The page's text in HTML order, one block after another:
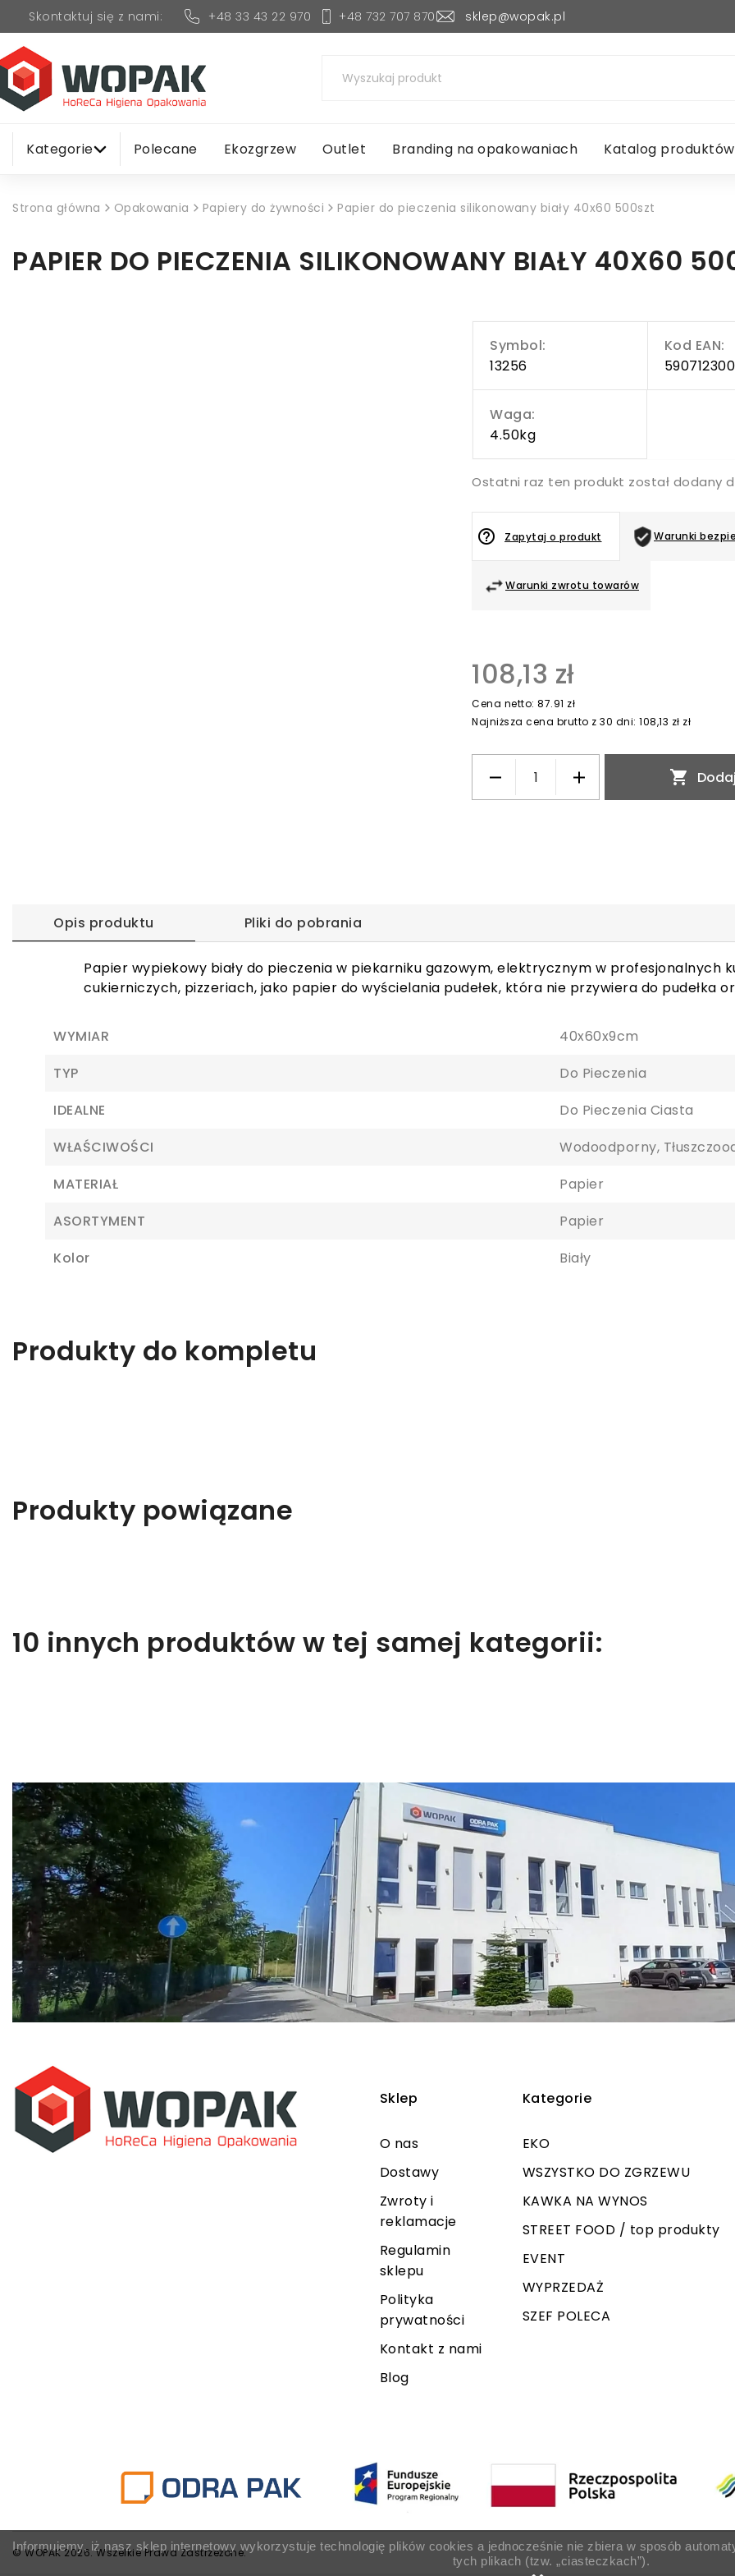
Skontaktuj się z nami: +48 33 43 22 970 +48 732 707 870 sklep@wopak.pl
Kategorie Polecane Ekozgrzew Outlet Branding na opakowaniach Katalog produktów
Strona główna Opakowania Papiery do żywności Papier do pieczenia silikonowany biały 40x60 500szt
PAPIER DO PIECZENIA SILIKONOWANY BIAŁY 40X60
Symbol:
13256
Kod EAN:
Waga:
4.50kg
Ostatni raz ten produkt został dodany
Warunki
Warunki zwrotu towarów
help_outline Zapytaj o produkt
108,13 zł
Cena netto: 87.91 zł
Najniższa cena brutto z 30 dni: 108,13 zł zł

Opis produktu Pliki do pobrania
Papier wypiekowy biały do pieczenia w piekarniku gazowym, elektrycznym w profesjonalnych
cukierniczych, pizzeriach, jako papier do wyścielania pudełek, która nie przywiera do pudełka
WYMIAR
40x60x9cm
TYP
Do Pieczenia
IDEALNE
Do Pieczenia Ciasta
WŁAŚCIWOŚCI
Wodoodporny,
MATERIAŁ
Papier
ASORTYMENT
Papier
Kolor
Biały
Produkty do kompletu
Produkty powiązane
10 innych produktów w tej samej kategorii:
Sklep
O nas
Dostawy
Zwroty i
reklamacje
Regulamin
sklepu
Polityka
prywatności
Kontakt z nami
Blog
Kategorie
EKO
WSZYSTKO DO ZGRZEWU
KAWKA NA WYNOS
STREET FOOD / top produkty
EVENT
WYPRZEDAŻ
SZEF POLECA
Informujemy, iż nasz sklep internetowy wykorzystuje technologię plików cookies a jednocześnie nie zbiera w sposób
tych plikach (tzw. „ciasteczkach”).
© WOPAK 2026. Wszelkie Prawa Zastrzeżone.